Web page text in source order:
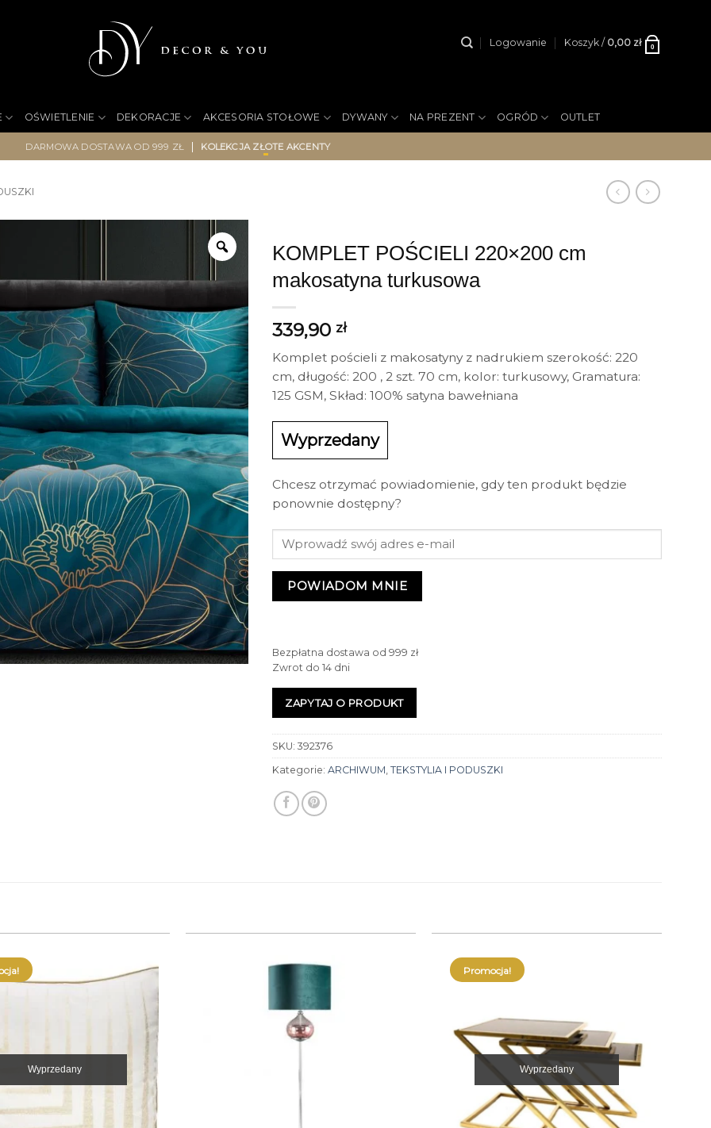
Logowanie Koszyk / 0,00 zł 0
OŚWIETLENIE DEKORACJE AKCESORIA STOŁOWE DYWANY NA PREZENT OGRÓD OUTLET
DARMOWA DOSTAWA OD 999 ZŁ | KOLEKCJA ZŁOTE AKCENTY
KOMPLET POŚCIELI 220×200 cm
makosatyna turkusowa
339,90 zł
Komplet pościeli z makosatyny z nadrukiem szerokość: 220
cm, długość: 200 , 2 szt. 70 cm, kolor: turkusowy, Gramatura:
125 GSM, Skład: 100% satyna bawełniana
Wyprzedany
Chcesz otrzymać powiadomienie, gdy ten produkt będzie
ponownie dostępny?
POWIADOM MNIE
Bezpłatna dostawa od 999 zł
Zwrot do 14 dni
ZAPYTAJ O PRODUKT
SKU:392376
Kategorie:ARCHIWUM ,TEKSTYLIA I PODUSZKI
Wyprzedany
Promocja!
Wyprzedany